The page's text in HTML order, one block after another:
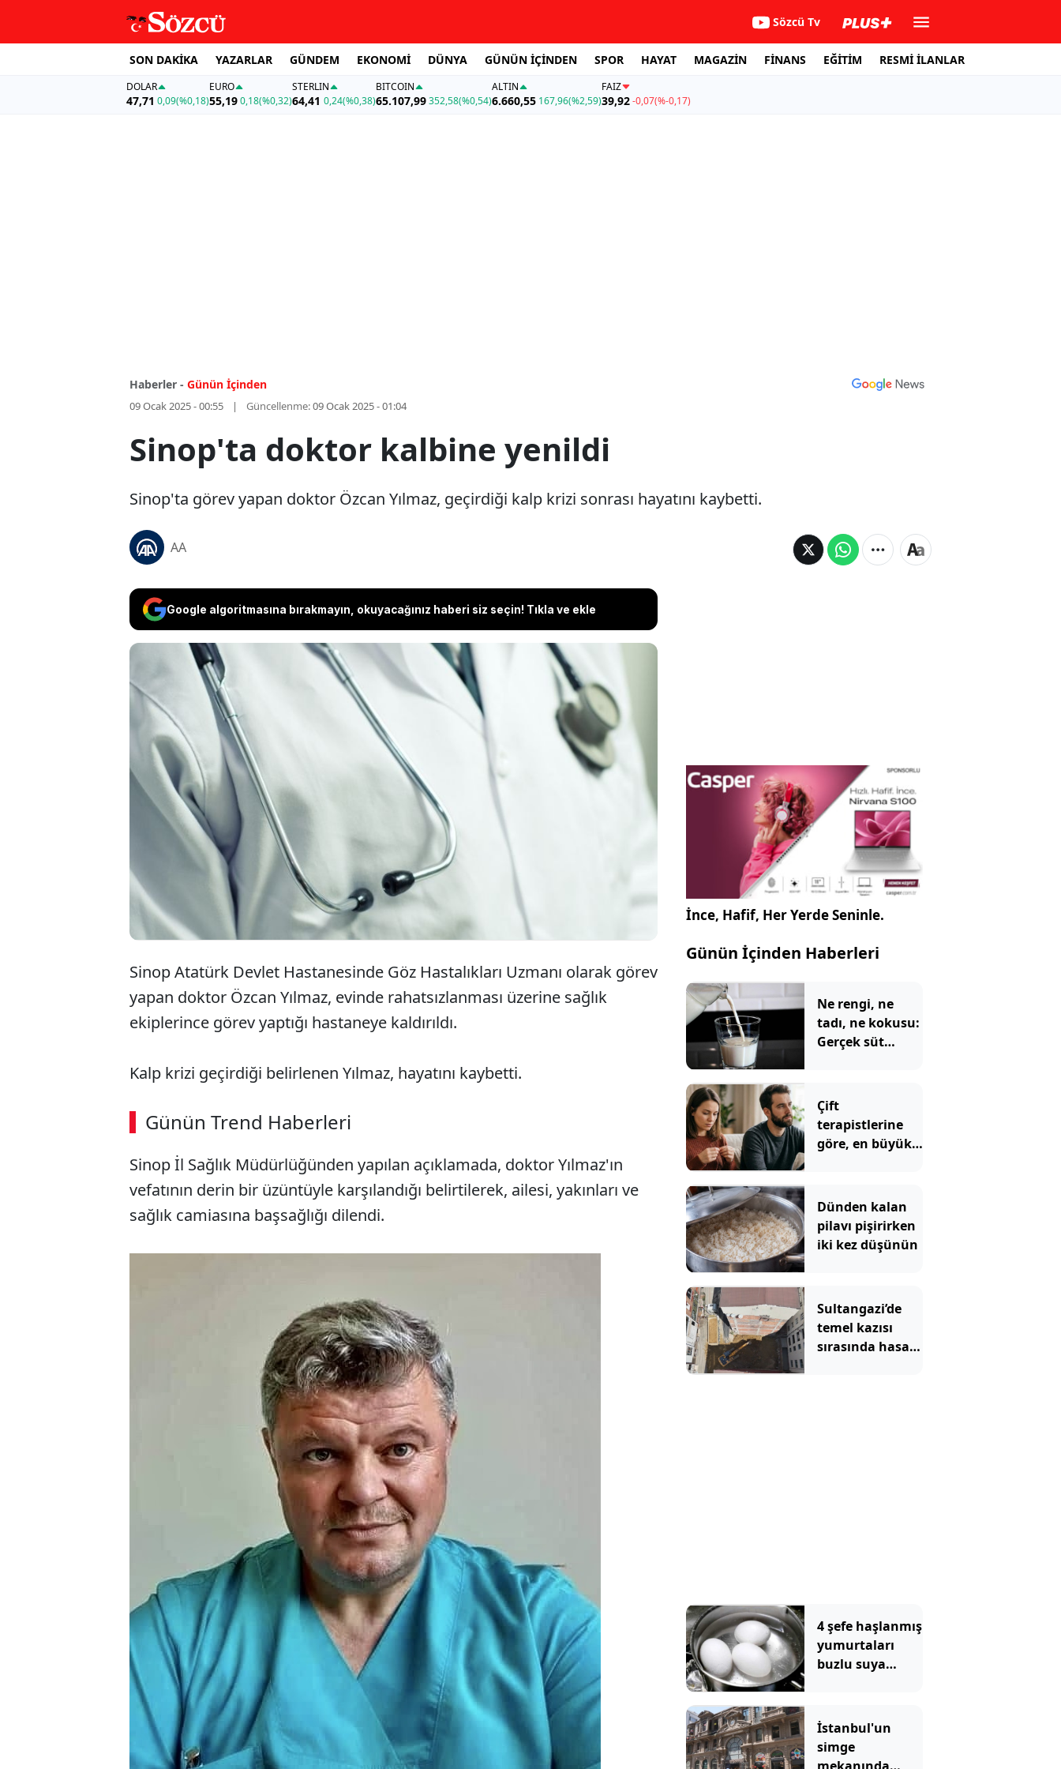
Sözcü Tv
SON DAKİKA YAZARLAR GÜNDEM EKONOMİ DÜNYA GÜNÜN İÇİNDEN SPOR HAYAT MAGAZİN FİNANS EĞİTİM RESMİ İLANLAR
DOLAR
47,71 0,09(%0,18)
EURO
55,19 0,18(%0,32)
STERLIN
64,41 0,24(%0,38)
BITCOIN
65.107,99352,58(%0,54)
ALTIN
6.660,55 167,96(%2,59)
FAİZ
39,92-0,07(%-0,17)
Haberler - Günün İçinden
09 Ocak 2025 - 00:55 Güncellenme:09 Ocak 2025 - 01:04
Sinop'ta doktor kalbine yenildi
Sinop'ta görev yapan doktor Özcan Yılmaz, geçirdiği kalp krizi sonrası hayatını kaybetti.
AA
Google algoritmasına bırakmayın, okuyacağınız haberi siz seçin! Tıkla ve ekle
Sinop'ta görev yapan doktor Özcan Yılmaz,
geçirdiği kalp krizi sonrası hayatını kaybetti.
Sinop Atatürk Devlet Hastanesinde Göz Hastalıkları Uzmanı olarak görev
yapan doktor Özcan Yılmaz, evinde rahatsızlanması üzerine sağlık
ekiplerince görev yaptığı hastaneye kaldırıldı.
Kalp krizi geçirdiği belirlenen Yılmaz, hayatını kaybetti.
Günün Trend Haberleri
00:02 / 08:06
Sesi Aç
Sinop İl Sağlık Müdürlüğünden yapılan açıklamada, doktor Yılmaz'ın
vefatının derin bir üzüntüyle karşılandığı belirtilerek, ailesi, yakınları ve
sağlık camiasına başsağlığı dilendi.
İnce, Hafif, Her Yerde Seninle.
Günün İçinden Haberleri
Ne rengi, ne
tadı, ne kokusu:
Gerçek süt
Çift
terapistlerine
göre, en büyük
karşılaştığı 5
ilişki sorunu
Dünden kalan
pilavı pişirirken
iki kez düşünün
Sultangazi’de
temel kazısı
sırasında hasar
4 şefe haşlanmış
yumurtaları
buzlu suya
olmadığı
soruldu, hepsi
aynı şeyi söyledi
İstanbul'un
simge